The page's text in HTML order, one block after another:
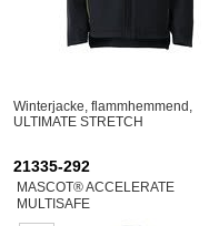
Winterjacke, flammhemmend,
ULTIMATE STRETCH
21335-292
MASCOT® ACCELERATE
MULTISAFE